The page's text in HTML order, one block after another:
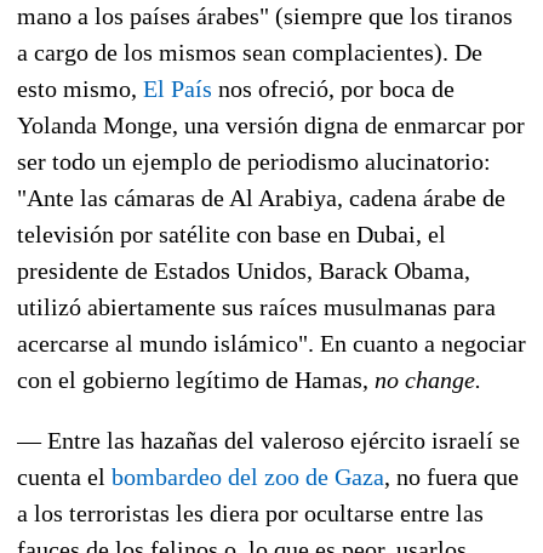
mano a los países árabes" (siempre que los tiranos
a cargo de los mismos sean complacientes). De
esto mismo, El País nos ofreció, por boca de
Yolanda Monge, una versión digna de enmarcar por
ser todo un ejemplo de periodismo alucinatorio:
"Ante las cámaras de Al Arabiya, cadena árabe de
televisión por satélite con base en Dubai, el
presidente de Estados Unidos, Barack Obama,
utilizó abiertamente sus raíces musulmanas para
acercarse al mundo islámico". En cuanto a negociar
con el gobierno legítimo de Hamas, no change.
— Entre las hazañas del valeroso ejército israelí se
cuenta el bombardeo del zoo de Gaza, no fuera que
a los terroristas les diera por ocultarse entre las